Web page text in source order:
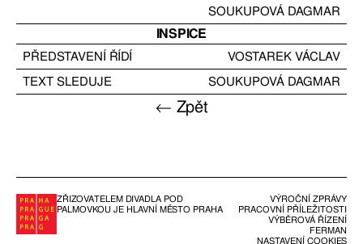
SOUKUPOVÁ DAGMAR
INSPICE
PŘEDSTAVENÍ ŘÍDÍ
VOSTAREK VÁCLAV
TEXT SLEDUJE
SOUKUPOVÁ DAGMAR
← Zpět
ZŘIZOVATELEM DIVADLA POD
PALMOVKOU JE HLAVNÍ MĚSTO PRAHA
VÝROČNÍ ZPRÁVY
PRACOVNÍ PŘÍLEŽITOSTI
VÝBĚROVÁ ŘÍZENÍ
FERMAN
NASTAVENÍ COOKIES